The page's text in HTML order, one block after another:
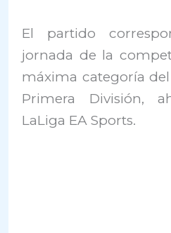
El partido
jornada de la
máxima categoría
Primera División,
LaLiga EA Sports.